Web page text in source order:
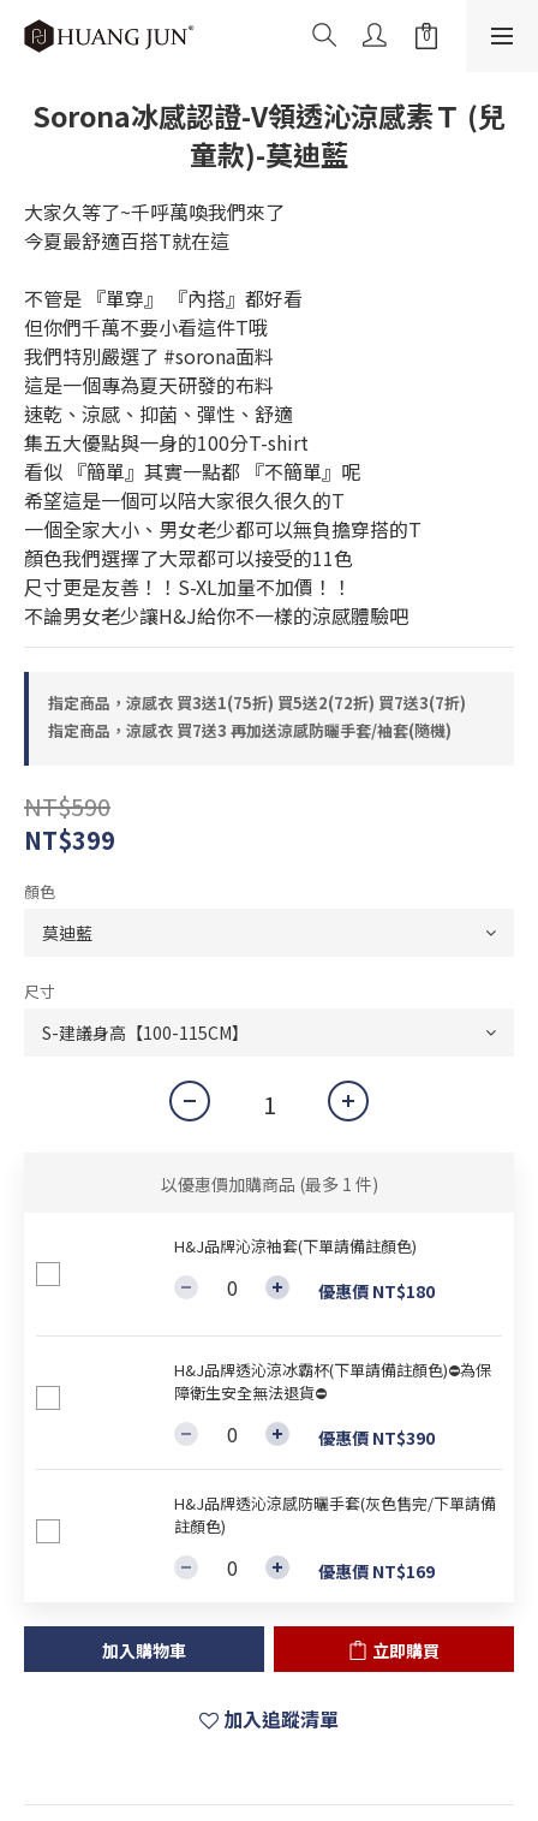
Sorona冰感認證-V領透沁涼感素Ｔ (兒
童款)-莫迪藍
大家久等了~千呼萬喚我們來了
今夏最舒適百搭T就在這
不管是 『單穿』 『內搭』都好看
但你們千萬不要小看這件T哦
我們特別嚴選了 #sorona面料
這是一個專為夏天研發的布料
速乾、涼感、抑菌、彈性、舒適
集五大優點與一身的100分T-shirt
看似 『簡單』其實一點都 『不簡單』呢
希望這是一個可以陪大家很久很久的T
一個全家大小、男女老少都可以無負擔穿搭的T
顏色我們選擇了大眾都可以接受的11色
尺寸更是友善！！S-XL加量不加價！！
不論男女老少讓H&J給你不一樣的涼感體驗吧
指定商品，涼感衣 買3送1(75折) 買5送2(72折) 買7送3(7折)
指定商品，涼感衣 買7送3 再加送涼感防曬手套/袖套(隨機)
NT$590
NT$399
顏色
尺寸
以優惠價加購商品 (最多 1 件)
H&J品牌沁涼袖套(下單請備註顏色)
優惠價 NT$180
H&J品牌透沁涼冰霸杯(下單請備註顏色)⛔為保
障衛生安全無法退貨⛔
優惠價 NT$390
H&J品牌透沁涼感防曬手套(灰色售完/下單請備
註顏色)
優惠價 NT$169
加入購物車 立即購買
加入追蹤清單